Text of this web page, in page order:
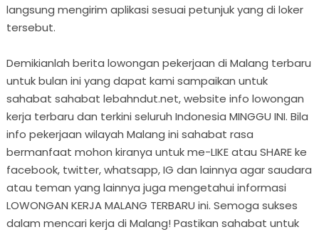
langsung mengirim aplikasi sesuai petunjuk yang di loker
tersebut.
Demikianlah berita lowongan pekerjaan di Malang terbaru
untuk bulan ini yang dapat kami sampaikan untuk
sahabat sahabat lebahndut.net, website info lowongan
kerja terbaru dan terkini seluruh Indonesia MINGGU INI. Bila
info pekerjaan wilayah Malang ini sahabat rasa
bermanfaat mohon kiranya untuk me-LIKE atau SHARE ke
facebook, twitter, whatsapp, IG dan lainnya agar saudara
atau teman yang lainnya juga mengetahui informasi
LOWONGAN KERJA MALANG TERBARU ini. Semoga sukses
dalam mencari kerja di Malang! Pastikan sahabat untuk